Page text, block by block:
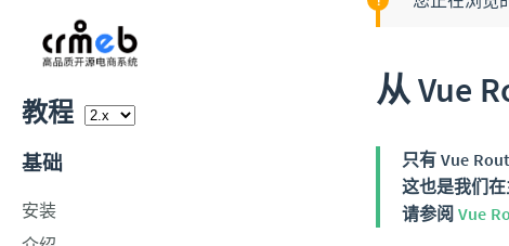
教程
基础
安装
从 Vue
只有 Vue
这也是我们
请参阅 Vue